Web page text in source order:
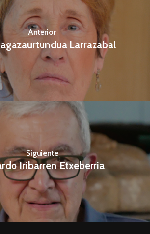
Anterior
Larrazabal
Siguiente
Iribarren Etxeberria